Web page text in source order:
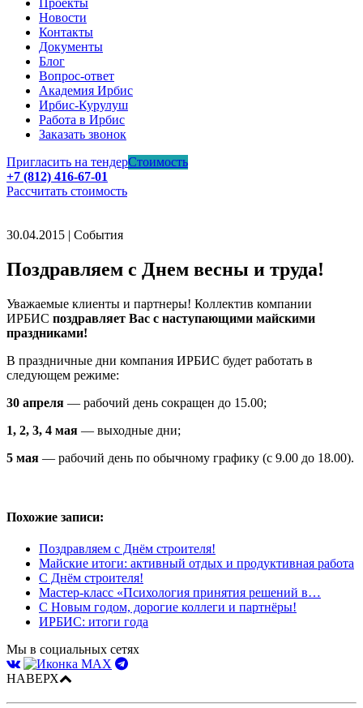
Проекты
Новости
Контакты
Документы
Блог
Вопрос-ответ
Академия Ирбис
Ирбис-Курулуш
Работа в Ирбис
Заказать звонок
Пригласить на тендерСтоимость
+7 (812) 416-67-01
Рассчитать стоимость
30.04.2015 | События
Поздравляем с Днем весны и труда!
Уважаемые клиенты и партнеры! Коллектив компании
ИРБИС поздравляет Вас с наступающими майскими
праздниками!
В праздничные дни компания ИРБИС будет работать в
следующем режиме:
30 апреля — рабочий день сокращен до 15.00;
1, 2, 3, 4 мая — выходные дни;
5 мая — рабочий день по обычному графику (с 9.00 до 18.00).
Похожие записи:
Поздравляем с Днём строителя!
Майские итоги: активный отдых и продуктивная работа
С Днём строителя!
Мастер-класс «Психология принятия решений в…
С Новым годом, дорогие коллеги и партнёры!
ИРБИС: итоги года
Мы в социальных сетях
НАВЕРХ